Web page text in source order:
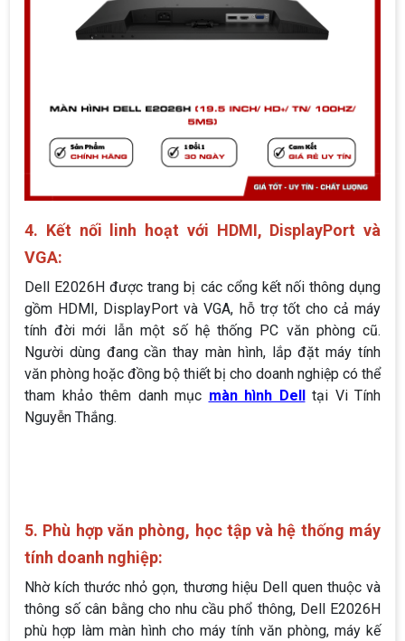
4. Kết nối linh hoạt với HDMI, DisplayPort và
VGA:
Dell E2026H được trang bị các cổng kết nối thông dụng
gồm HDMI, DisplayPort và VGA, hỗ trợ tốt cho cả máy
tính đời mới lẫn một số hệ thống PC văn phòng cũ.
Người dùng đang cần thay màn hình, lắp đặt máy tính
văn phòng hoặc đồng bộ thiết bị cho doanh nghiệp có thể
tham khảo thêm danh mục màn hình Dell
tại Vi Tính
Nguyễn Thắng.
5. Phù hợp văn phòng, học tập và hệ thống máy
tính doanh nghiệp:
Nhờ kích thước nhỏ gọn, thương hiệu Dell quen thuộc và
thông số cân bằng cho nhu cầu phổ thông, Dell E2026H
phù hợp làm màn hình cho máy tính văn phòng, máy kế